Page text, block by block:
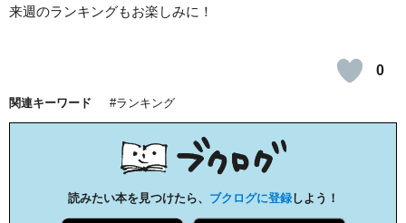
来週のランキングもお楽しみに！
0
関連キーワード ランキング
読みたい本を見つけたら、 ブクログに登録しよう！